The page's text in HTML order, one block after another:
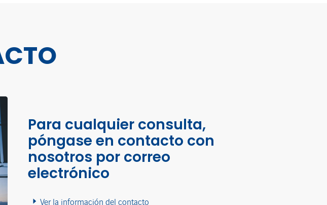
Para cualquier consulta,
póngase en contacto con
nosotros por correo
electrónico
Ver la información del contacto